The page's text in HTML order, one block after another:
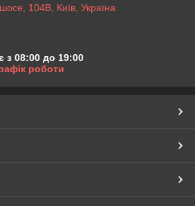
104B, Київ, Україна
з 08:00 до 19:00
роботи